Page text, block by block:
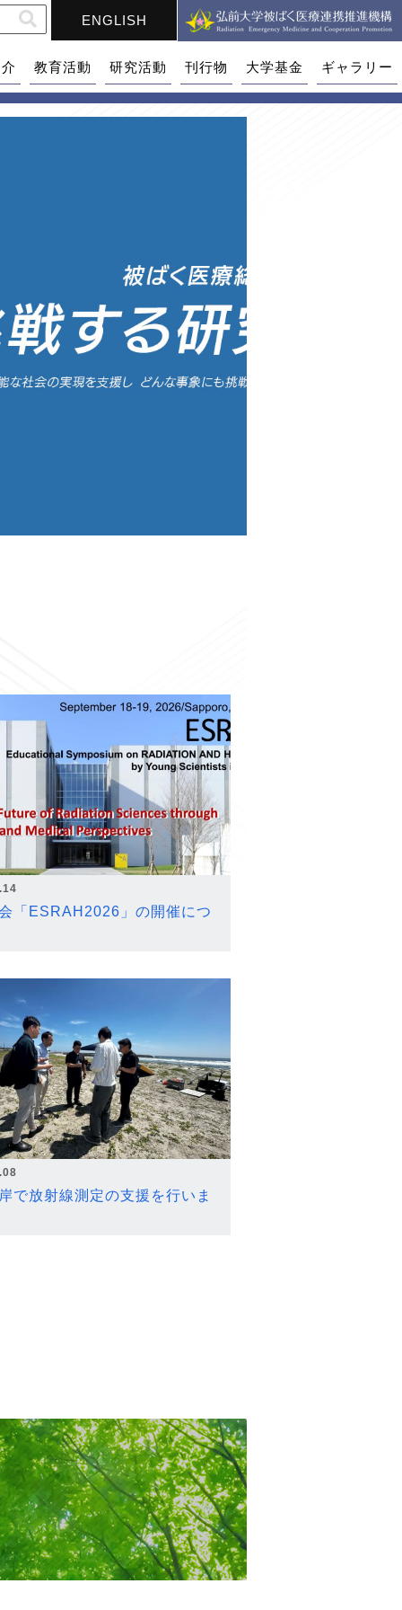
ENGLISH
教育活動 研究活動 刊行物 大学基金 ギャラリー
「ESRAH2026」の開催につ
で放射線測定の支援を行いま